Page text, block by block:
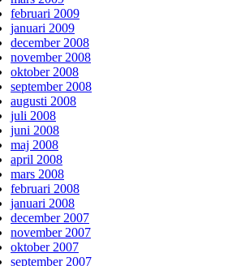
februari 2009
januari 2009
december 2008
november 2008
oktober 2008
september 2008
augusti 2008
juli 2008
juni 2008
maj 2008
april 2008
mars 2008
februari 2008
januari 2008
december 2007
november 2007
oktober 2007
september 2007